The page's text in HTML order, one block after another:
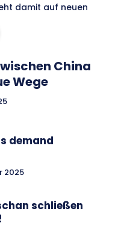
damit auf neuen
China
Wege
demand
2025
schließen